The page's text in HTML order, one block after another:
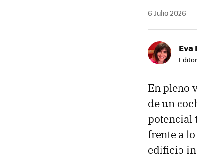
6 Julio 2026
Eva
En pleno
de un
potencial
frente a
edificio